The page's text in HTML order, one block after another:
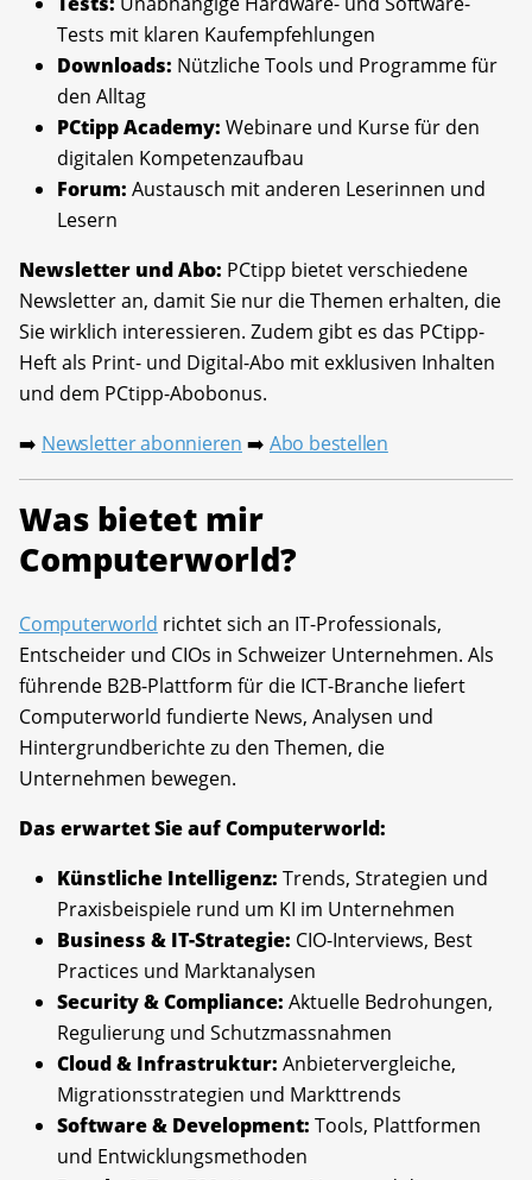
Tests mit klaren Kaufempfehlungen
Downloads: Nützliche Tools und Programme für
den Alltag
PCtipp Academy: Webinare und Kurse für den
digitalen Kompetenzaufbau
Forum: Austausch mit anderen Leserinnen und
Lesern
Newsletter und Abo: PCtipp bietet verschiedene
Newsletter an, damit Sie nur die Themen erhalten, die
Sie wirklich interessieren. Zudem gibt es das PCtipp-
Heft als Print- und Digital-Abo mit exklusiven Inhalten
und dem PCtipp-Abobonus.
➡️ Newsletter abonnieren ➡️ Abo bestellen
Was bietet mir
Computerworld?
Computerworld richtet sich an IT-Professionals,
Entscheider und CIOs in Schweizer Unternehmen. Als
führende B2B-Plattform für die ICT-Branche liefert
Computerworld fundierte News, Analysen und
Hintergrundberichte zu den Themen, die
Unternehmen bewegen.
Das erwartet Sie auf Computerworld:
Künstliche Intelligenz: Trends, Strategien und
Praxisbeispiele rund um KI im Unternehmen
Business & IT-Strategie: CIO-Interviews, Best
Practices und Marktanalysen
Security & Compliance: Aktuelle Bedrohungen,
Regulierung und Schutzmassnahmen
Cloud & Infrastruktur: Anbietervergleiche,
Migrationsstrategien und Markttrends
Software & Development: Tools, Plattformen
und Entwicklungsmethoden